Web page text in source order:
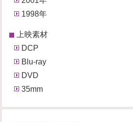
1998年
上映素材
DCP
Blu-ray
DVD
35mm